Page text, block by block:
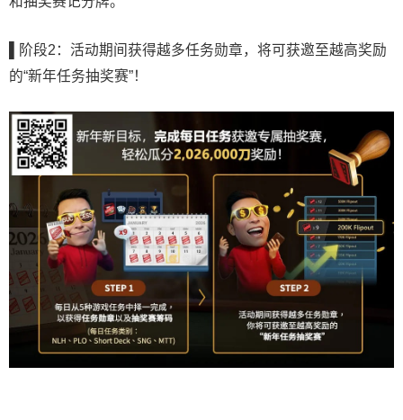
阶段2：活动期间获得越多任务勋章，将可获邀至越高奖励
的“新年任务抽奖赛”！